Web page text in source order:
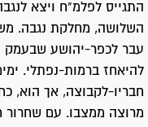
התגייס לפלמ"ח ויצא
השלושה, מחלקת נגבה.
עבר לכפר-יהושע שבעמק
להיאחז ברמות-נפתלי.
חבריו-לקבוצה, אך הוא,
מרוצה ממצבו. עם שחרור